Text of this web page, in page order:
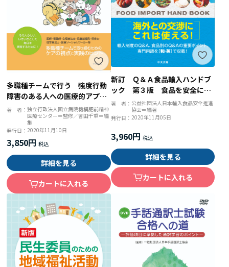
多職種チームで行う 強度行動
障害のある人への医療的アプロ
ーチ
著 者：独立行政法人国立病院機構肥前精神
医療センター＝監修／會田千重＝編
集
発行日：2020年11月10日
3,850円
詳細を見る
カートに入れる
新訂 Ｑ＆Ａ食品輸入ハンドブ
ック 第３版 食品を安全に輸
入するために
著 者： 公益社団法人日本輸入食品安全推進
協会＝編著
発行日： 2020年11月05日
3,960円
詳細を見る
カートに入れる